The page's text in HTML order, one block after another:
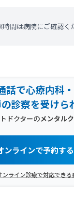
時間は病院にご確認く
話で心療内科
診察を受けら
ドクターのメンタル
ンラインで予約する
ンライン診療で対応できる